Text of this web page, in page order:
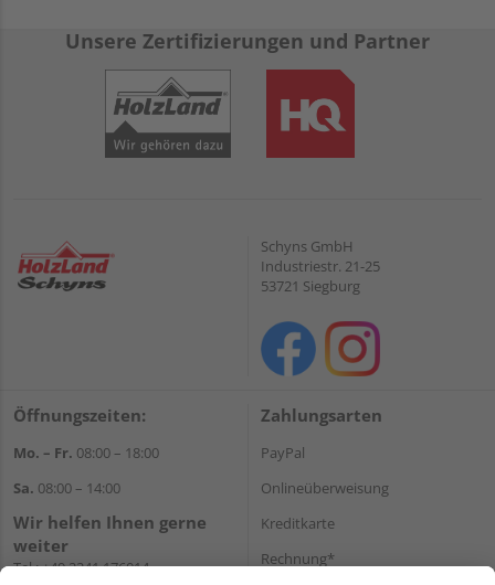
Unsere Zertifizierungen und Partner
Schyns GmbH
Industriestr. 21-25
53721 Siegburg
Öffnungszeiten:
Mo. – Fr. 08:00 – 18:00
Sa. 08:00 – 14:00
Wir helfen Ihnen gerne
weiter
Tel.:+49 2241 176014
Zahlungsarten
PayPal
Onlineüberweisung
Kreditkarte
Rechnung*